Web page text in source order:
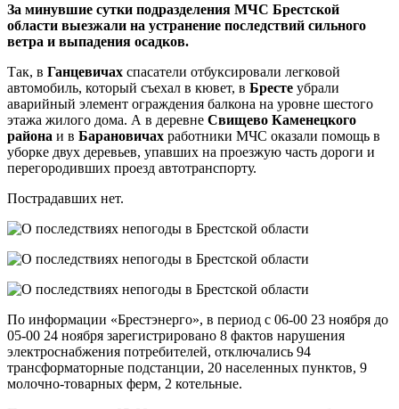
За минувшие сутки подразделения МЧС Брестской
области выезжали на устранение последствий сильного
ветра и выпадения осадков.
Так, в Ганцевичах спасатели отбуксировали легковой
автомобиль, который съехал в кювет, в Бресте убрали
аварийный элемент ограждения балкона на уровне шестого
этажа жилого дома. А в деревне Свищево Каменецкого
района и в Барановичах работники МЧС оказали помощь в
уборке двух деревьев, упавших на проезжую часть дороги и
перегородивших проезд автотранспорту.
Пострадавших нет.
По информации «Брестэнерго», в период с 06-00 23 ноября до
05-00 24 ноября зарегистрировано 8 фактов нарушения
электроснабжения потребителей, отключались 94
трансформаторные подстанции, 20 населенных пунктов, 9
молочно-товарных ферм, 2 котельные.